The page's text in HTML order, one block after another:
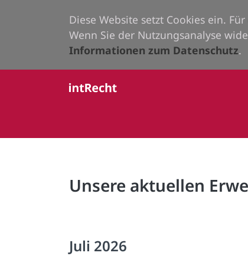
Diese Website setzt Cookies ein.
Wenn Sie der Nutzungsanalyse
Informationen zum Datenschutz.
Unsere aktuellen
Juli 2026